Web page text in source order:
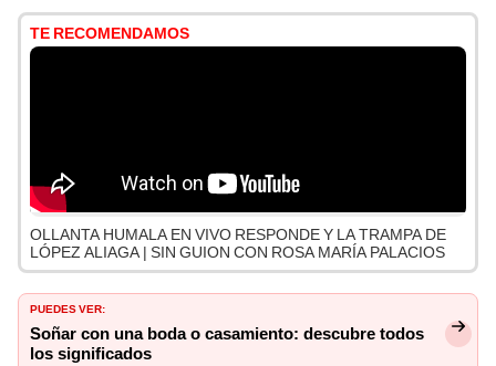
TE RECOMENDAMOS
OLLANTA HUMALA EN VIVO RESPONDE Y LA TRAMPA DE
LÓPEZ ALIAGA | SIN GUION CON ROSA MARÍA PALACIOS
PUEDES VER:
Soñar con una boda o casamiento: descubre todos
los significados